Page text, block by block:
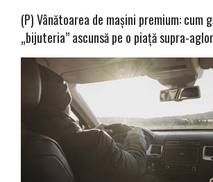
(P) Vânătoarea de mașini premium: cum
„bijuteria” ascunsă pe o piață supra-